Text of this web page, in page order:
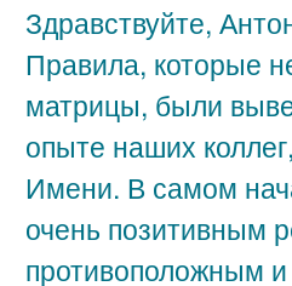
Здравствуйте,
Правила, которые
матрицы, были
опыте наших
Имени. В самом
очень позитивным
противоположным